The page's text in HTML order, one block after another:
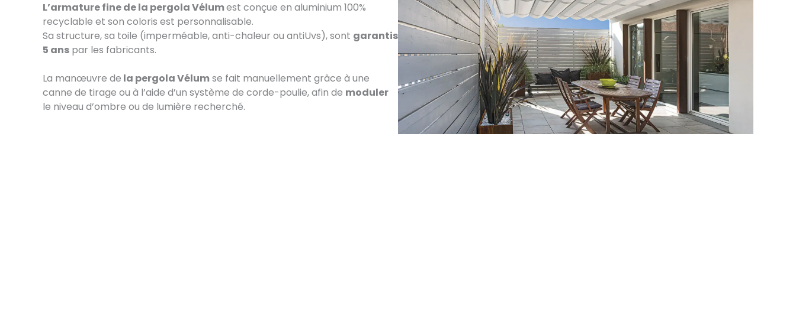
L’armature fine de la pergola Vélumest conçue en aluminium 100%
recyclable et son coloris est personnalisable.
Sa structure, sa toile (imperméable, anti-chaleur ou antiUvs), sont garantis
5 ans par les fabricants.
La manœuvre de la pergola Vélumse fait manuellement grâce à une
canne de tirage ou à l’aide d’un système de corde-poulie, afin de moduler
le niveau d’ombre ou de lumière recherché.